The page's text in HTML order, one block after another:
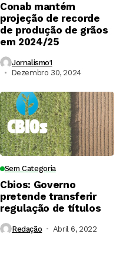
Conab mantém
projeção de recorde
de produção de grãos
em 2024/25
Jornalismo1
Dezembro 30, 2024
Sem Categoria
Cbios: Governo
pretende transferir
regulação de títulos
Redação Abril 6, 2022